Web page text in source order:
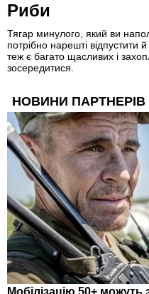
Риби
Тягар минулого, який ви
потрібно нарешті
теж є багато щасливих і
зосередитися.